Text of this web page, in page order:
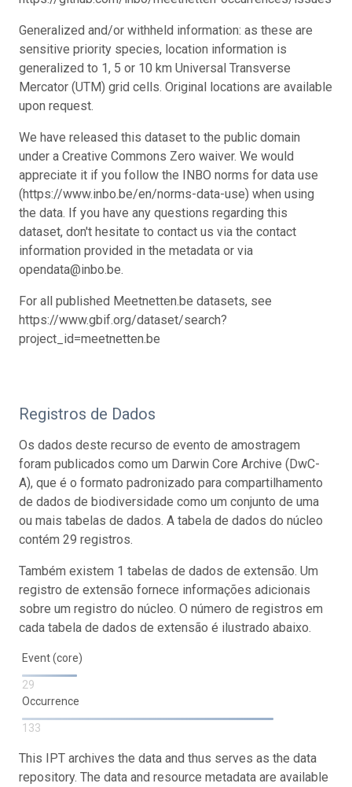
Generalized and/or withheld information: as these are
sensitive priority species, location information is
generalized to 1, 5 or 10 km Universal Transverse
Mercator (UTM) grid cells. Original locations are available
upon request.
We have released this dataset to the public domain
under a Creative Commons Zero waiver. We would
appreciate it if you follow the INBO norms for data use
(https://www.inbo.be/en/norms-data-use) when using
the data. If you have any questions regarding this
dataset, don't hesitate to contact us via the contact
information provided in the metadata or via
opendata@inbo.be.
For all published Meetnetten.be datasets, see
https://www.gbif.org/dataset/search?
project_id=meetnetten.be
Registros de Dados
Os dados deste recurso de evento de amostragem
foram publicados como um Darwin Core Archive (DwC-
A), que é o formato padronizado para compartilhamento
de dados de biodiversidade como um conjunto de uma
ou mais tabelas de dados. A tabela de dados do núcleo
contém 29 registros.
Também existem 1 tabelas de dados de extensão. Um
registro de extensão fornece informações adicionais
sobre um registro do núcleo. O número de registros em
cada tabela de dados de extensão é ilustrado abaixo.
Event (core)
29
Occurrence
133
This IPT archives the data and thus serves as the data
repository. The data and resource metadata are available